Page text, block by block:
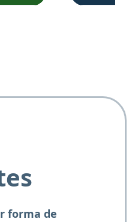
forma de